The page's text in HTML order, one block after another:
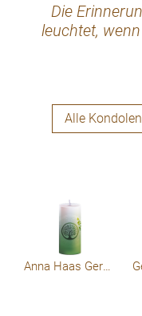
Die
leuchtet,
Alle
Anna Haas Gerda Franz